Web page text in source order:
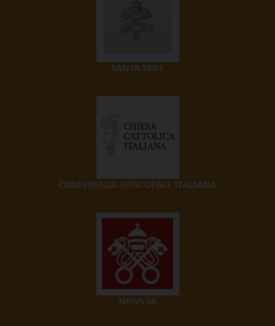
SANTA SEDE
CONFERENZA EPISCOPALE ITALIANA
NEWS.VA